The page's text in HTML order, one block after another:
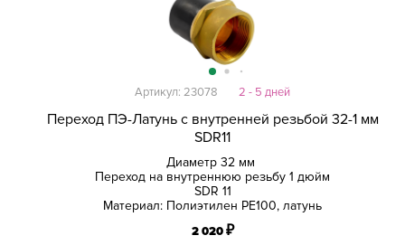
Переход ПЭ-Латунь с внутренней резьбой 32-1 мм
SDR11
Диаметр 32 мм
Переход на внутреннюю резьбу 1 дюйм
SDR 11
Материал: Полиэтилен PE100, латунь
Артикул: 23078 2 - 5 дней
2 020₽